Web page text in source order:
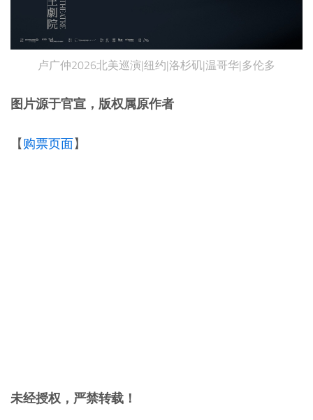
卢广仲2026北美巡演|纽约|洛杉矶|温哥华|多伦多
图片源于官宣，版权属原作者
【购票页面】
未经授权，严禁转载！